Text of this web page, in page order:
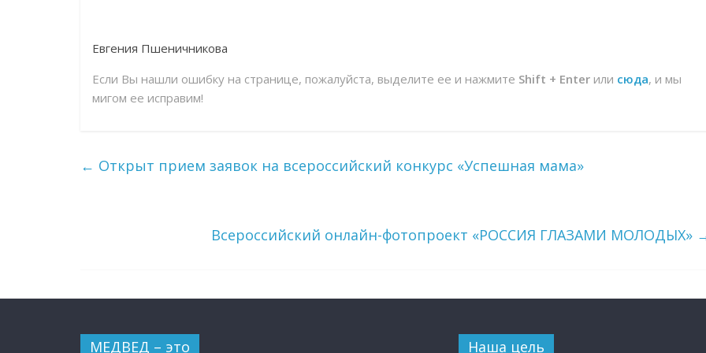
Евгения Пшеничникова
Если Вы нашли ошибку на странице, пожалуйста, выделите ее и нажмите Shift + Enter или сюда, и мы
мигом ее исправим!
← Открыт прием заявок на всероссийский конкурс «Успешная мама»
Всероссийский онлайн-фотопроект «РОССИЯ ГЛАЗАМИ МОЛОДЫХ»
МЕДВЕД – это Наша цель